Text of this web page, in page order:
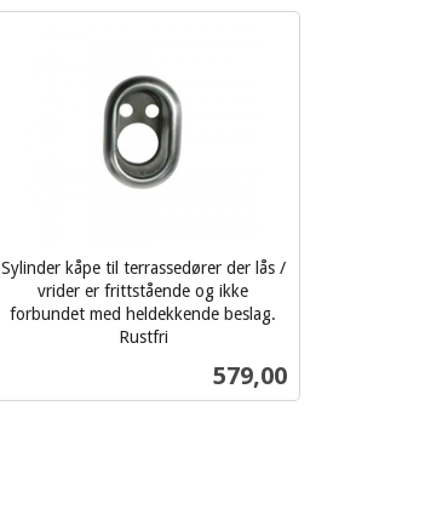
Sylinder kåpe til terrassedører der lås /
vrider er frittstående og ikke
forbundet med heldekkende beslag.
Rustfri
Pris
579,00